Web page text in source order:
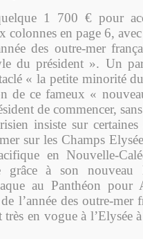
1 700 € pour
colonnes en page 6,
des outre-mer
du président ». Un
« la petite minorité
de ce fameux «
de commencer,
insiste sur
sur les Champs
en Nouvelle-
grâce à son nouveau
au Panthéon pour
l’année des outre-mer
en vogue à l’Elysée